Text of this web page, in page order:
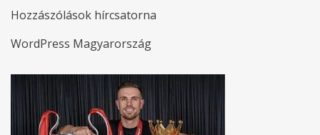
Hozzászólások hírcsatorna
WordPress Magyarország